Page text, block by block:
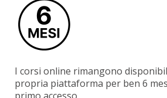
I corsi online rimangono
propria piattaforma per ben 6